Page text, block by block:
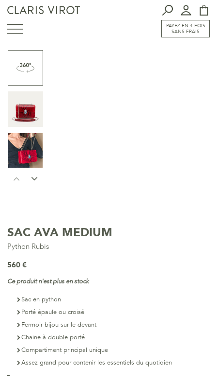
PAYEZ EN 4 FOIS
SANS FRAIS
SAC AVA MEDIUM
Python Rubis
560 €
Ce produit n'est plus en stock
Sac en python
Porté épaule ou croisé
Fermoir bijou sur le devant
Chaine à double porté
Compartiment principal unique
Assez grand pour contenir les essentiels du quotidien